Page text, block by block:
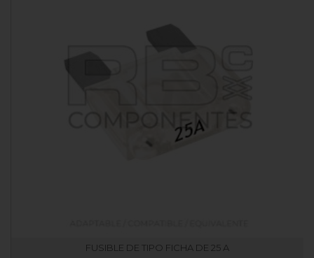
FUSIBLE DE TIPO FICHA DE 25 A